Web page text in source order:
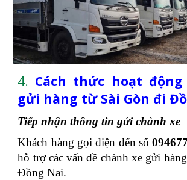
4. Cách thức hoạt
gửi hàng từ Sài Gòn đi
Tiếp nhận thông tin gửi chành xe
Khách hàng gọi điện đến số
hỗ trợ các vấn đề chành xe gửi
Đồng Nai.